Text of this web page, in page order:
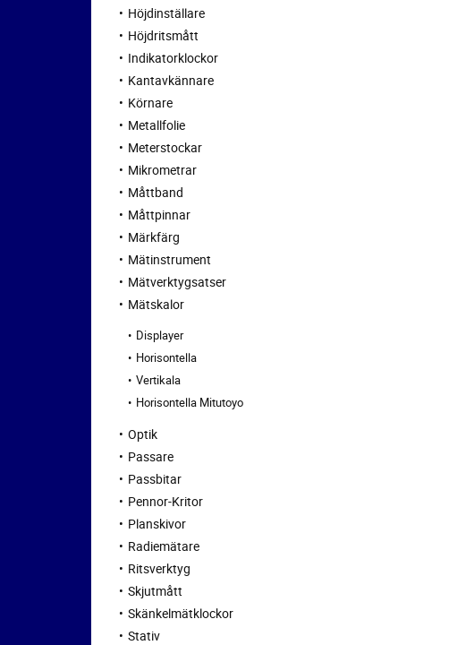
Höjdinställare
Höjdritsmått
Indikatorklockor
Kantavkännare
Körnare
Metallfolie
Meterstockar
Mikrometrar
Måttband
Måttpinnar
Märkfärg
Mätinstrument
Mätverktygsatser
Mätskalor
Displayer
Horisontella
Vertikala
Horisontella Mitutoyo
Optik
Passare
Passbitar
Pennor-Kritor
Planskivor
Radiemätare
Ritsverktyg
Skjutmått
Skänkelmätklockor
Stativ